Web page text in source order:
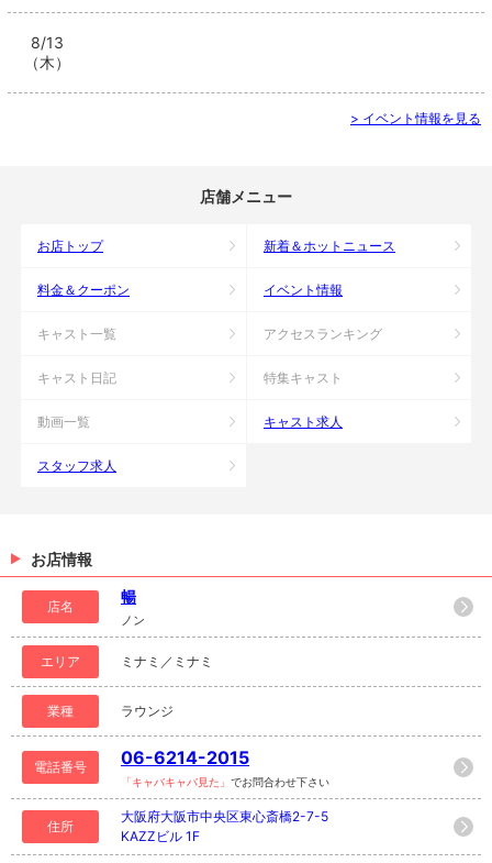
8/13
（木）
> イベント情報を見る
店舗メニュー
お店トップ 新着＆ホットニュース
料金＆クーポン イベント情報
キャスト一覧 アクセスランキング
キャスト日記 特集キャスト
動画一覧 キャスト求人
スタッフ求人
お店情報
店名
暢
ノン
エリア ミナミ／ミナミ
業種 ラウンジ
電話番号 06-6214-2015
「キャバキャバ見た」 でお問合わせ下さい
住所
大阪府大阪市中央区東心斎橋2-7-5
KAZZビル 1F